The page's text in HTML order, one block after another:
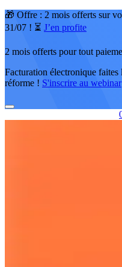
🎁 Offre : 2 mois offerts sur
31/07 ! ⏳ J’en profite
2 mois offerts pour tout
Facturation électronique
réforme ! S'inscrire au webinar